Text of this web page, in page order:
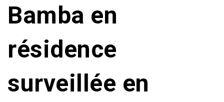
Bamba en
résidence
surveillée en